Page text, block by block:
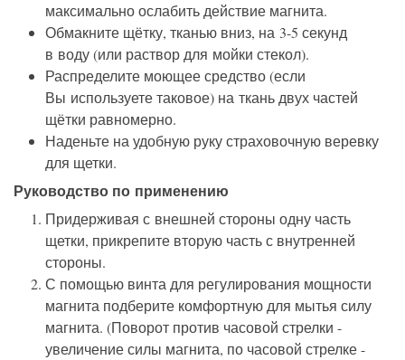
максимально ослабить действие магнита.
Обмакните щётку, тканью вниз, на 3-5 секунд
в воду (или раствор для мойки стекол).
Распределите моющее средство (если
Вы используете таковое) на ткань двух частей
щётки равномерно.
Наденьте на удобную руку страховочную веревку
для щетки.
Руководство по применению
Придерживая с внешней стороны одну часть
щетки, прикрепите вторую часть с внутренней
стороны.
С помощью винта для регулирования мощности
магнита подберите комфортную для мытья силу
магнита. (Поворот против часовой стрелки -
увеличение силы магнита, по часовой стрелке -